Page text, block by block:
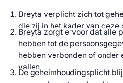
Breyta verplicht zich tot
die zij in het kader van deze
Breyta zorgt ervoor dat alle
hebben tot de
hebben verbonden of
vallen.
De geheimhoudingsplicht